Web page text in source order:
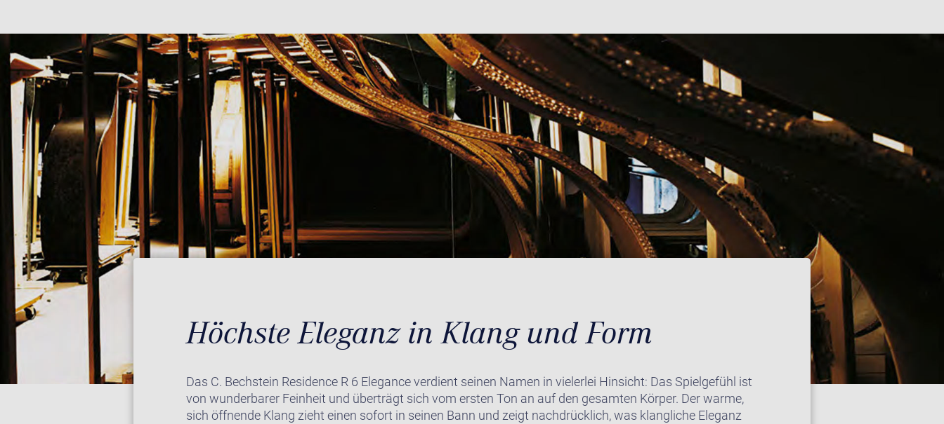
Höchste Eleganz in Klang und Form
Das C. Bechstein Residence R 6 Elegance verdient seinen Namen in vielerlei Hinsicht: Das Spielgefühl ist
von wunderbarer Feinheit und überträgt sich vom ersten Ton an auf den gesamten Körper. Der warme,
sich öffnende Klang zieht einen sofort in seinen Bann und zeigt nachdrücklich, was klangliche Eleganz